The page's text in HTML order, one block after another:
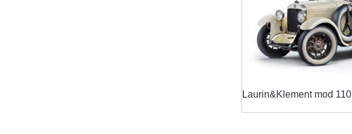
Laurin&Klement mod 110